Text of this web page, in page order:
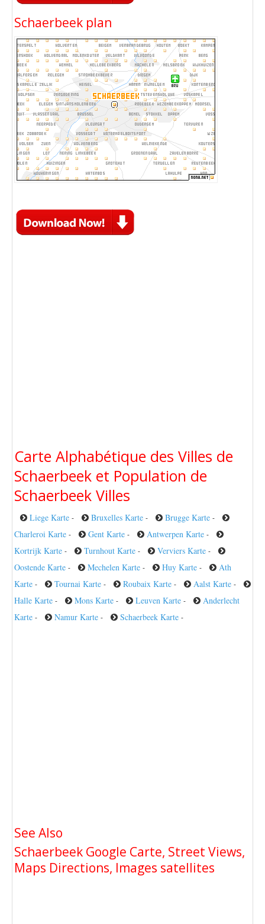
Schaerbeek plan
Carte Alphabétique des Villes de
Schaerbeek et Population de
Schaerbeek Villes
Liege Karte - Bruxelles Karte - Brugge Karte -
Charleroi Karte - Gent Karte - Antwerpen Karte -
Kortrijk Karte - Turnhout Karte - Verviers Karte -
Oostende Karte - Mechelen Karte - Huy Karte -
Ath
Karte - Tournai Karte - Roubaix Karte - Aalst Karte -
Halle Karte - Mons Karte - Leuven Karte -
Anderlecht
Karte - Namur Karte - Schaerbeek Karte -
See Also
Schaerbeek Google Carte, Street Views,
Maps Directions, Images satellites